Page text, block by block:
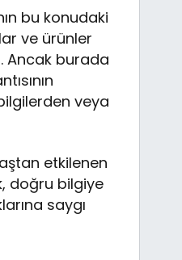
bu konudaki
ve ürünler
Ancak burada
veya
etkilenen
doğru bilgiye
saygı